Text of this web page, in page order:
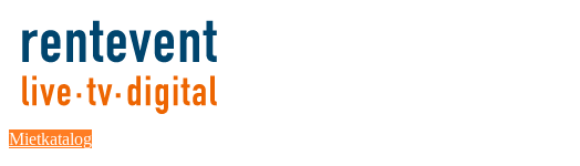
Mietkatalog